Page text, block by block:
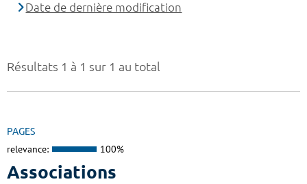
Résultats 1 à 1 sur 1 au total
PAGES
relevance: 100%
Associations
Date de dernière modification